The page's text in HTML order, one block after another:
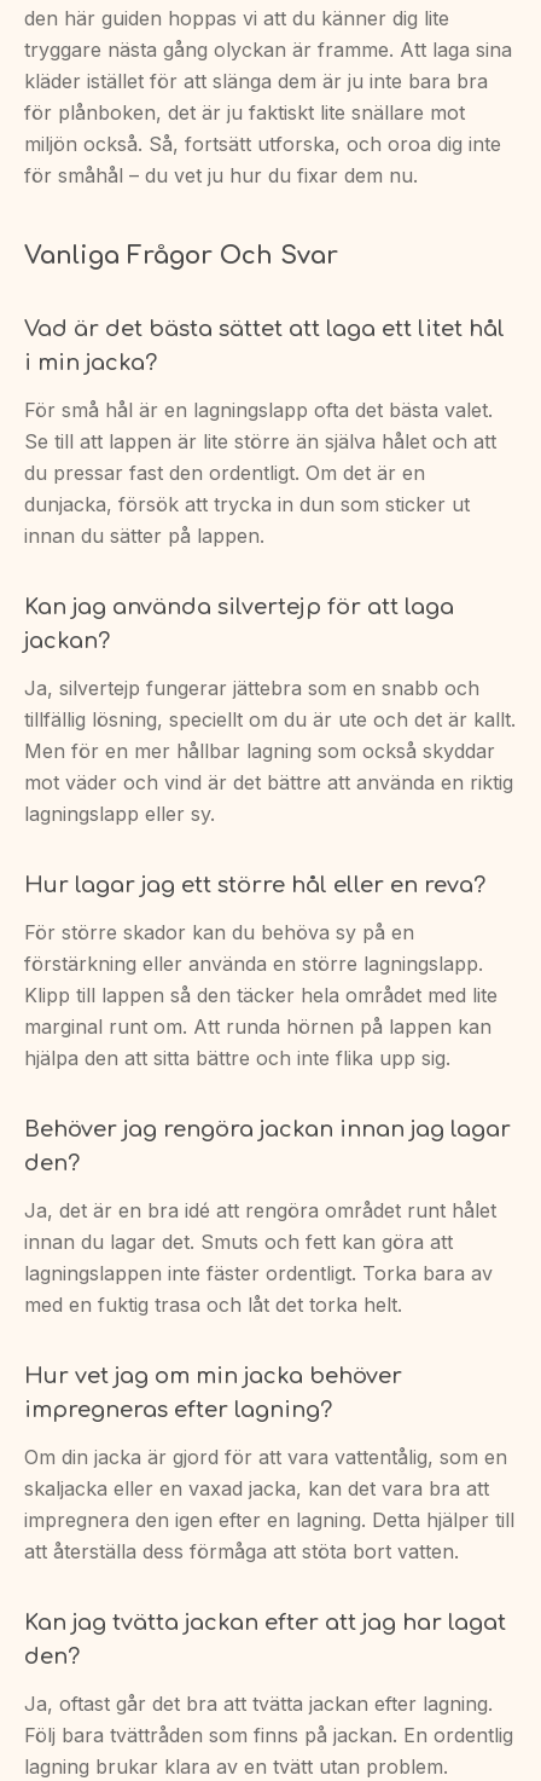
den här guiden hoppas vi att du känner dig lite
tryggare nästa gång olyckan är framme. Att laga sina
kläder istället för att slänga dem är ju inte bara bra
för plånboken, det är ju faktiskt lite snällare mot
miljön också. Så, fortsätt utforska, och oroa dig inte
för småhål – du vet ju hur du fixar dem nu.
Vanliga Frågor Och Svar
Vad är det bästa sättet att laga ett litet hål
i min jacka?
För små hål är en lagningslapp ofta det bästa valet.
Se till att lappen är lite större än själva hålet och att
du pressar fast den ordentligt. Om det är en
dunjacka, försök att trycka in dun som sticker ut
innan du sätter på lappen.
Kan jag använda silvertejp för att laga
jackan?
Ja, silvertejp fungerar jättebra som en snabb och
tillfällig lösning, speciellt om du är ute och det är kallt.
Men för en mer hållbar lagning som också skyddar
mot väder och vind är det bättre att använda en riktig
lagningslapp eller sy.
Hur lagar jag ett större hål eller en reva?
För större skador kan du behöva sy på en
förstärkning eller använda en större lagningslapp.
Klipp till lappen så den täcker hela området med lite
marginal runt om. Att runda hörnen på lappen kan
hjälpa den att sitta bättre och inte flika upp sig.
Behöver jag rengöra jackan innan jag lagar
den?
Ja, det är en bra idé att rengöra området runt hålet
innan du lagar det. Smuts och fett kan göra att
lagningslappen inte fäster ordentligt. Torka bara av
med en fuktig trasa och låt det torka helt.
Hur vet jag om min jacka behöver
impregneras efter lagning?
Om din jacka är gjord för att vara vattentålig, som en
skaljacka eller en vaxad jacka, kan det vara bra att
impregnera den igen efter en lagning. Detta hjälper till
att återställa dess förmåga att stöta bort vatten.
Kan jag tvätta jackan efter att jag har lagat
den?
Ja, oftast går det bra att tvätta jackan efter lagning.
Följ bara tvättråden som finns på jackan. En ordentlig
lagning brukar klara av en tvätt utan problem.